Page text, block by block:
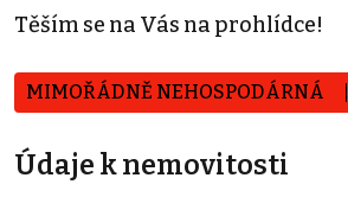
Těším se na Vás na prohlídce!
MIMOŘÁDNĚ NEHOSPODÁRNÁ
Údaje k nemovitosti